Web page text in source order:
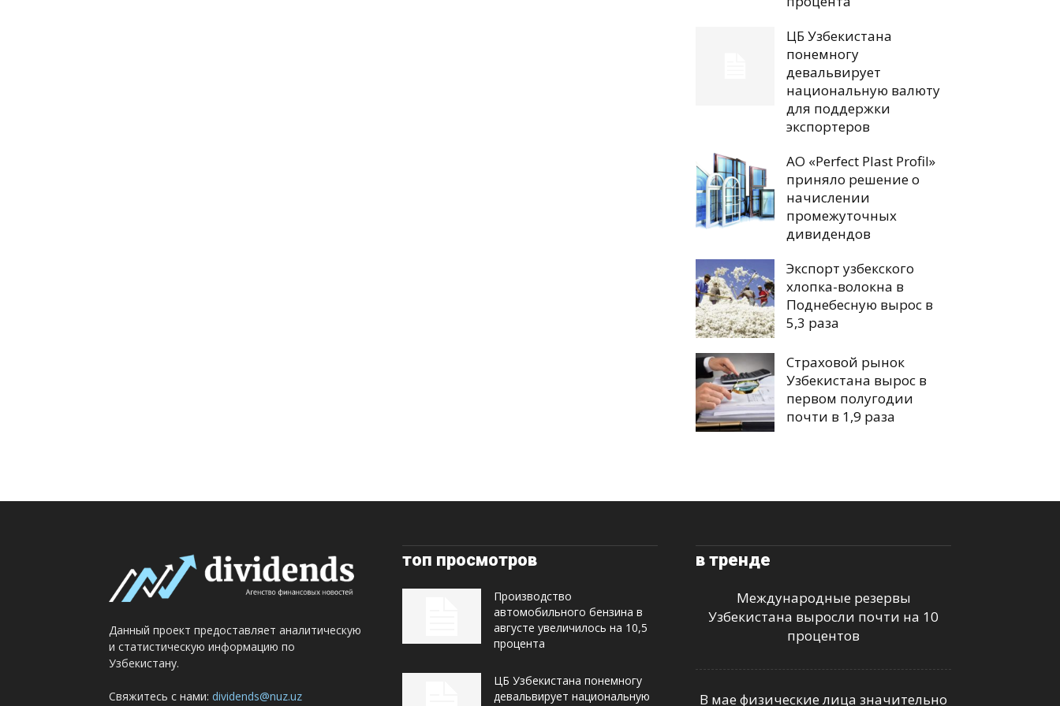
ЦБ Узбекистана
понемногу
девальвирует
национальную валюту
для поддержки
экспортеров
АО «Perfect Plast Profil»
приняло решение о
начислении
промежуточных
дивидендов
Экспорт узбекского
хлопка-волокна в
Поднебесную вырос в
5,3 раза
Страховой рынок
Узбекистана вырос в
первом полугодии
почти в 1,9 раза
Данный проект предоставляет аналитическую
и статистическую информацию по
Узбекистану.
Свяжитесь с нами: dividends@nuz.uz
топ просмотров
Производство
автомобильного бензина в
августе увеличилось на 10,5
процента
ЦБ Узбекистана понемногу
девальвирует национальную
в тренде
Международные резервы
Узбекистана выросли почти на 10
процентов
В мае физические лица значительно